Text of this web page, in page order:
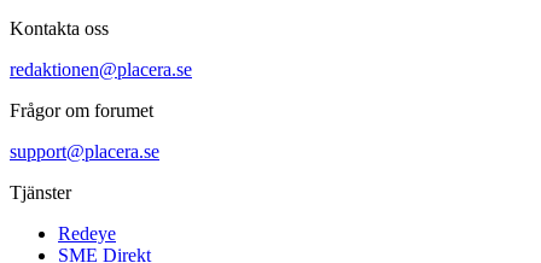
Kontakta oss
redaktionen@placera.se
Frågor om forumet
support@placera.se
Tjänster
Redeye
SME Direkt